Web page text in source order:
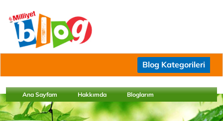
Blog Kategorileri
Ana Sayfam Hakkımda Bloglarım